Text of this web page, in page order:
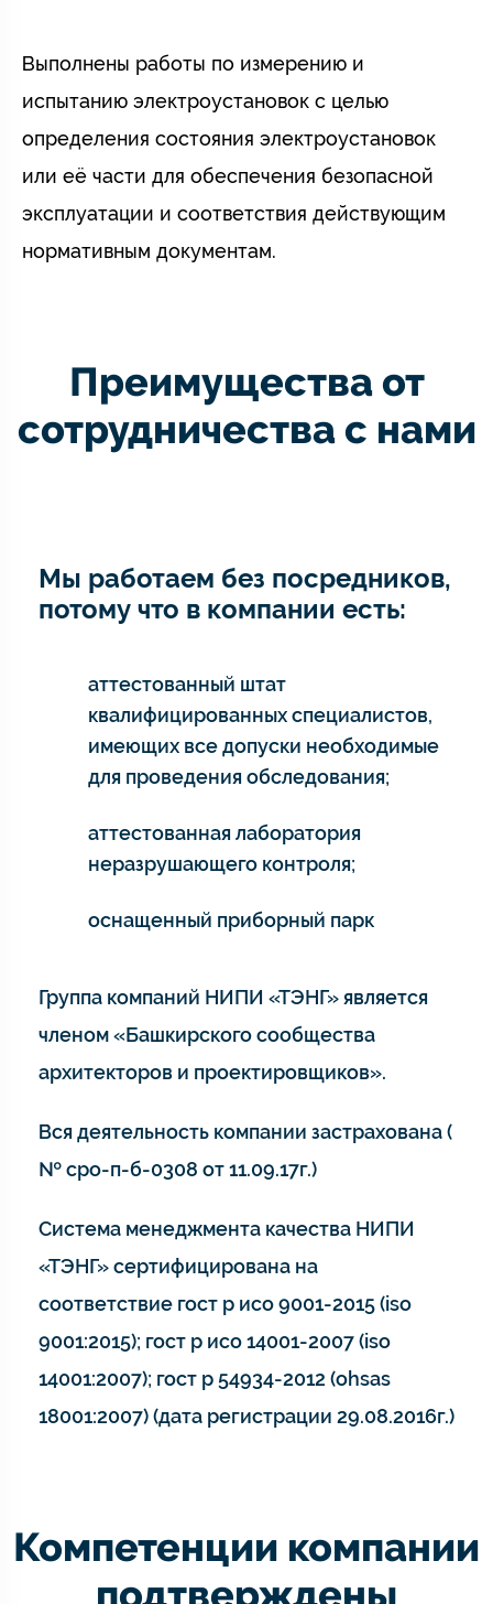
Выполнены работы по измерению и
испытанию электроустановок с целью
определения состояния электроустановок
или её части для обеспечения безопасной
эксплуатации и соответствия действующим
нормативным документам.
Преимущества от
сотрудничества с нами
Мы работаем без посредников,
потому что в компании есть:
аттестованный штат
квалифицированных специалистов,
имеющих все допуски необходимые
для проведения обследования;
аттестованная лаборатория
неразрушающего контроля;
оснащенный приборный парк
Группа компаний НИПИ «ТЭНГ» является
членом «Башкирского сообщества
архитекторов и проектировщиков».
Вся деятельность компании застрахована (
№ сро-п-б-0308 от 11.09.17г.)
Система менеджмента качества НИПИ
«ТЭНГ» сертифицирована на
соответствие гост р исо 9001-2015 (iso
9001:2015); гост р исо 14001-2007 (iso
14001:2007); гост р 54934-2012 (ohsas
18001:2007) (дата регистрации 29.08.2016г.)
Компетенции компании
подтверждены